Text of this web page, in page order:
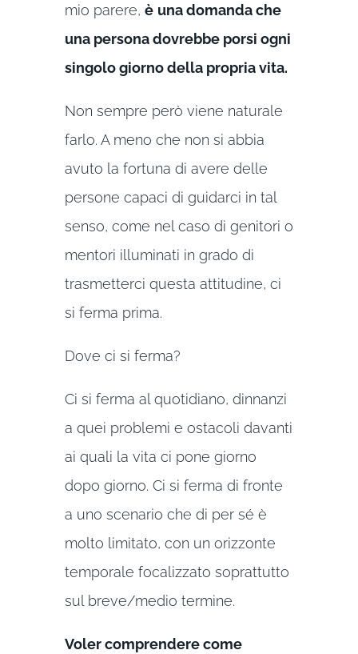
mio parere, è una domanda che
una persona dovrebbe porsi ogni
singolo giorno della propria vita.
Non sempre però viene naturale
farlo. A meno che non si abbia
avuto la fortuna di avere delle
persone capaci di guidarci in tal
senso, come nel caso di genitori o
mentori illuminati in grado di
trasmetterci questa attitudine, ci
si ferma prima.
Dove ci si ferma?
Ci si ferma al quotidiano, dinnanzi
a quei problemi e ostacoli davanti
ai quali la vita ci pone giorno
dopo giorno. Ci si ferma di fronte
a uno scenario che di per sé è
molto limitato, con un orizzonte
temporale focalizzato soprattutto
sul breve/medio termine.
Voler comprendere come